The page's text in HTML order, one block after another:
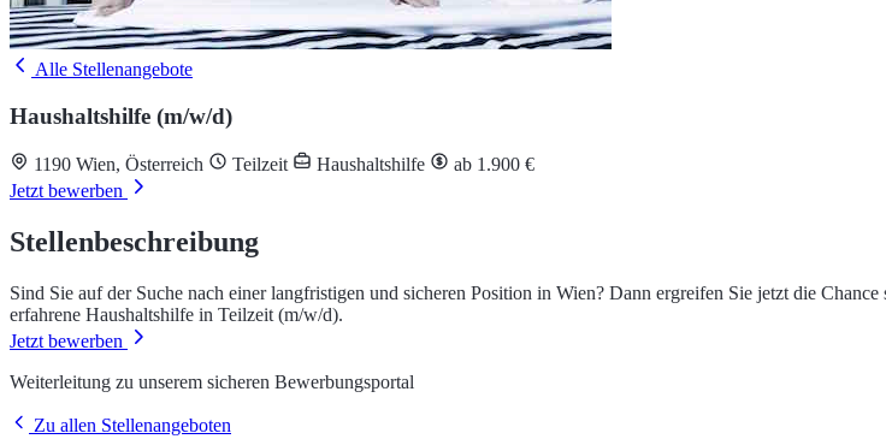
Alle Stellenangebote
Haushaltshilfe (m/w/d)
1190 Wien, Österreich Teilzeit Haushaltshilfe
ab 1.900 €
Jetzt bewerben
Stellenbeschreibung
Sind Sie auf der Suche nach einer langfristigen und sicheren Position in Wien? Dann ergreifen Sie jetzt die
erfahrene Haushaltshilfe in Teilzeit (m/w/d).
Jetzt bewerben
Weiterleitung zu unserem sicheren Bewerbungsportal
Zu allen Stellenangeboten